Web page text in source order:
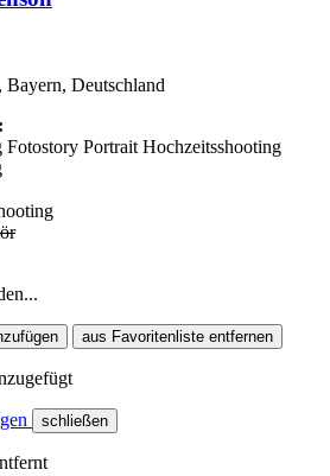
Bayern, Deutschland
Fotostory Portrait Hochzeitsshooting
aus Favoritenliste entfernen
schließen